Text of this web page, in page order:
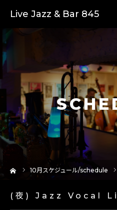
Live Jazz & Bar 845
10月スケジュール/schedule
(夜) Jazz Vocal